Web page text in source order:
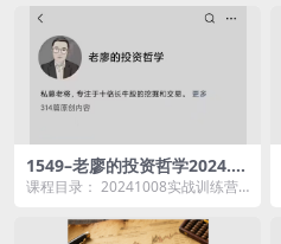
1549–老廖的投资哲学2024.1
0-2025.04实战训练营
课程目录： 20241008实战训练营.